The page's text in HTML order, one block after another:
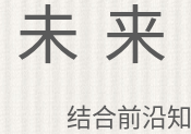
未
结合前沿